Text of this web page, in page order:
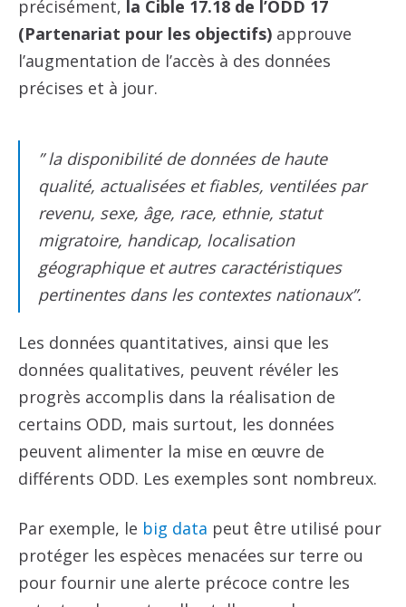
précisément, la Cible 17.18 de l’ODD 17
(Partenariat pour les objectifs) approuve
l’augmentation de l’accès à des données
précises et à jour.
” la disponibilité de données de haute
qualité, actualisées et fiables, ventilées par
revenu, sexe, âge, race, ethnie, statut
migratoire, handicap, localisation
géographique et autres caractéristiques
pertinentes dans les contextes nationaux”.
Les données quantitatives, ainsi que les
données qualitatives, peuvent révéler les
progrès accomplis dans la réalisation de
certains ODD, mais surtout, les données
peuvent alimenter la mise en œuvre de
différents ODD. Les exemples sont nombreux.
Par exemple, le big data peut être utilisé pour
protéger les espèces menacées sur terre ou
pour fournir une alerte précoce contre les